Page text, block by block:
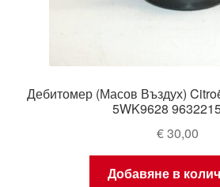
Дебитомер (Масов Въздух)
5WK9628
€30,00
Добавяне в